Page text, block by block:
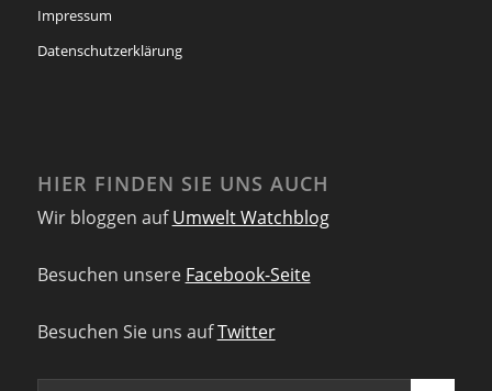
Impressum
Datenschutzerklärung
HIER FINDEN SIE UNS AUCH
Wir bloggen aufUmwelt Watchblog
Besuchen unsere Facebook-Seite
Besuchen Sie uns aufTwitter